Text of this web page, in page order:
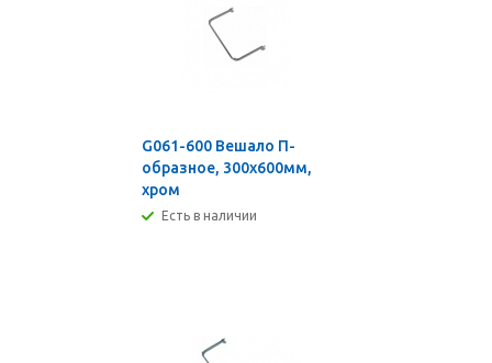
G061-600 Вешало П-
образное, 300х600мм,
хром
Есть в наличии